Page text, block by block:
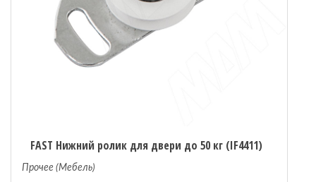
FAST Нижний ролик для двери до 50 кг (IF4411)
Прочее (Мебель)